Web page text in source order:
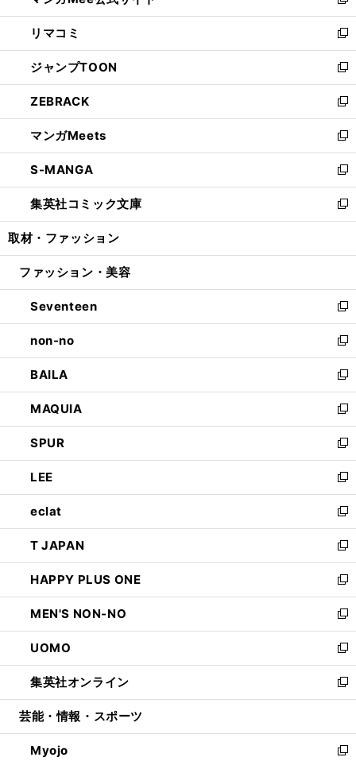
ウ
で
開
く
ン
ド
ウ
で
開
く
ウ
ィ
ン
ド
ウ
で
開
く
し
い
ウ
ィ
ン
ド
ウ
で
開
く
リマコミ
新
し
い
ウ
ィ
ン
ド
ウ
で
開
く
ジャンプTOON
新
し
い
ウ
ィ
ン
ド
ウ
で
開
ZEBRACK
新
し
い
ウ
ィ
ン
ド
ウ
開
マンガMeets
新
し
い
ウ
ィ
ン
ウ
開
く
S-MANGA
新
し
い
ウ
ン
ウ
で
開
く
集英社コミック文庫
新
し
ウ
ン
ド
ウ
で
開
く
取材・ファッション
ファッション・美容
Seventeen
新
し
い
ウ
ィ
ン
ド
ウ
で
開
く
non-no
新
し
い
ウ
ィ
ン
ド
ウ
で
開
く
BAILA
新
し
い
ウ
ィ
ン
ド
ウ
で
開
く
MAQUIA
新
し
い
ウ
ィ
ン
ド
ウ
で
開
く
SPUR
新
し
い
ウ
ィ
ン
ド
ウ
で
開
く
LEE
新
し
い
ウ
ィ
ン
ド
ウ
で
開
く
eclat
新
し
い
ウ
ィ
ン
ド
ウ
で
開
く
T JAPAN
新
し
い
ウ
ィ
ン
ド
ウ
で
開
HAPPY PLUS ONE
新
し
い
ウ
ィ
ン
ド
ウ
開
く
MEN'S NON-NO
新
し
い
ウ
ィ
ン
ウ
で
UOMO
新
し
い
ウ
ン
ド
集英社オンライン
新
し
ウ
ィ
芸能・情報・スポーツ
Myojo
新